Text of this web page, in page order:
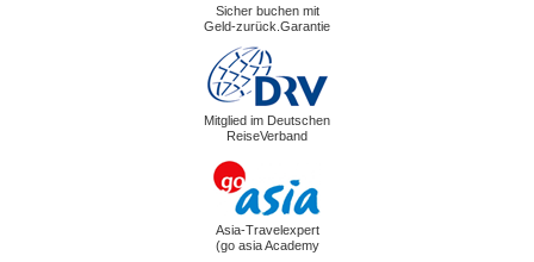
Sicher buchen mit
Geld-zurück.Garantie
Mitglied im Deutschen
ReiseVerband
Asia-Travelexpert
(go asia Academy